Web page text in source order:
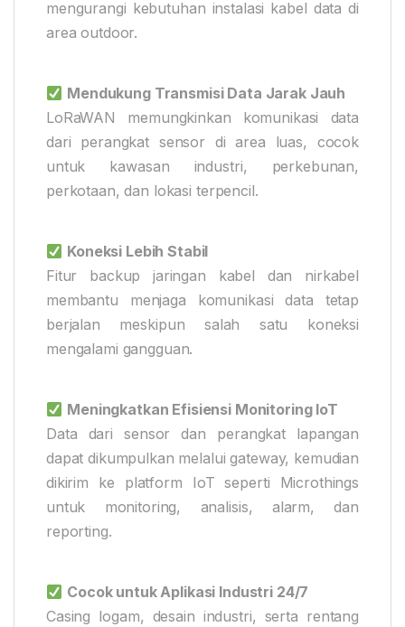
mengurangi kebutuhan instalasi kabel data di
area outdoor.
Mendukung Transmisi Data Jarak Jauh
LoRaWAN memungkinkan komunikasi data
dari perangkat sensor di area luas, cocok
untuk kawasan industri, perkebunan,
perkotaan, dan lokasi terpencil.
Koneksi Lebih Stabil
Fitur backup jaringan kabel dan nirkabel
membantu menjaga komunikasi data tetap
berjalan meskipun salah satu koneksi
mengalami gangguan.
Meningkatkan Efisiensi Monitoring IoT
Data dari sensor dan perangkat lapangan
dapat dikumpulkan melalui gateway, kemudian
dikirim ke platform IoT seperti Microthings
untuk monitoring, analisis, alarm, dan
reporting.
Cocok untuk Aplikasi Industri 24/7
Casing logam, desain industri, serta rentang